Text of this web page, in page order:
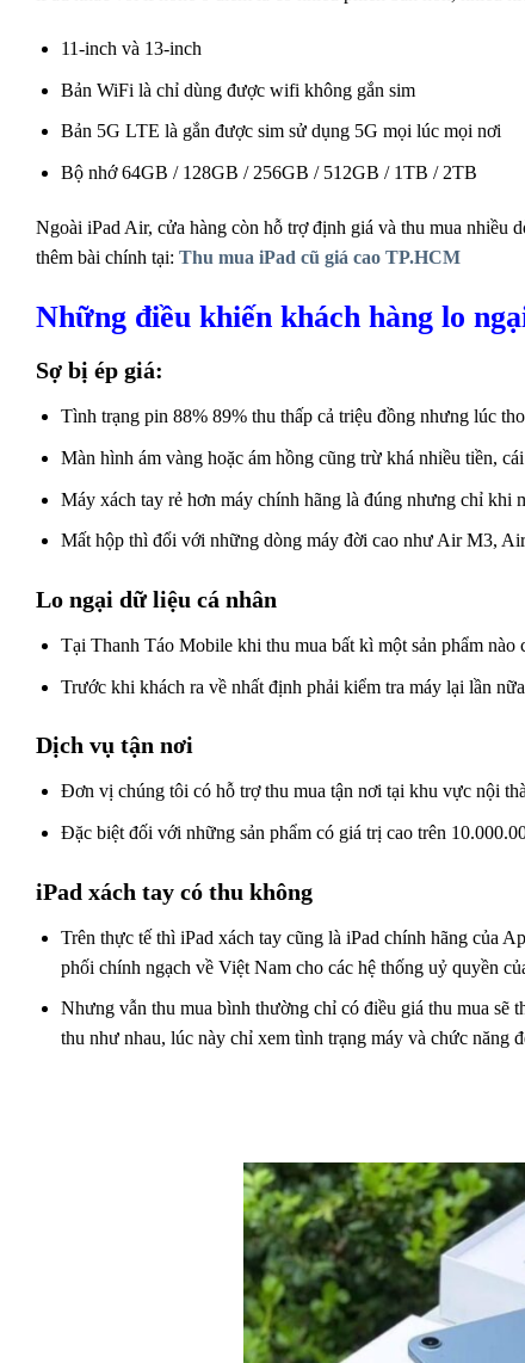
11-inch và 13-inch
Bản WiFi là chỉ dùng được wifi không gắn sim
Bản 5G LTE là gắn được sim sử dụng 5G mọi lúc mọi nơi
Bộ nhớ 64GB / 128GB / 256GB / 512GB / 1TB / 2TB
Ngoài iPad Air, cửa hàng còn hỗ trợ định giá và thu mua nhiều
thêm bài chính tại: Thu mua iPad cũ giá cao TP.HCM
Những điều khiến khách hàng lo
Sợ bị ép giá:
Tình trạng pin 88% 89% thu thấp cả triệu đồng nhưng lúc
Màn hình ám vàng hoặc ám hồng cũng trừ khá nhiều tiền,
Máy xách tay rẻ hơn máy chính hãng là đúng nhưng chỉ khi
Mất hộp thì đổi với những dòng máy đời cao như Air M3,
Lo ngại dữ liệu cá nhân
Tại Thanh Táo Mobile khi thu mua bất kì một sản phẩm nào
Trước khi khách ra về nhất định phải kiểm tra máy lại lần
Dịch vụ tận nơi
Đơn vị chúng tôi có hỗ trợ thu mua tận nơi tại khu vực nội
Đặc biệt đối với những sản phẩm có giá trị cao trên
iPad xách tay có thu không
Trên thực tế thì iPad xách tay cũng là iPad chính hãng của
phối chính ngạch về Việt Nam cho các hệ thống uỷ quyền
Nhưng vẫn thu mua bình thường chỉ có điều giá thu mua sẽ
thu như nhau, lúc này chỉ xem tình trạng máy và chức năng